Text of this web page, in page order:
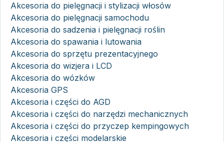
Akcesoria do pielęgnacji i stylizacji włosów
Akcesoria do pielęgnacji samochodu
Akcesoria do sadzenia i pielęgnacji roślin
Akcesoria do spawania i lutowania
Akcesoria do sprzętu prezentacyjnego
Akcesoria do wizjera i LCD
Akcesoria do wózków
Akcesoria GPS
Akcesoria i części do AGD
Akcesoria i części do narzędzi mechanicznych
Akcesoria i części do przyczep kempingowych
Akcesoria i części modelarskie